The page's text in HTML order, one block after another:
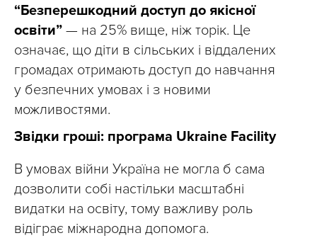
“Безперешкодний доступ до якісної
освіти” — на 25% вище, ніж торік. Це
означає, що діти в сільських і віддалених
громадах отримають доступ до навчання
у безпечних умовах і з новими
можливостями.
Звідки гроші: програма Ukraine Facility
В умовах війни Україна не могла б сама
дозволити собі настільки масштабні
видатки на освіту, тому важливу роль
відіграє міжнародна допомога.